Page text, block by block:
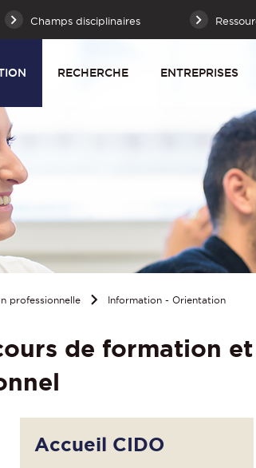
Champs disciplinaires
RECHERCHE ENTREPRISES
professionnelle Information - Orientation
de formation et
Accueil CIDO